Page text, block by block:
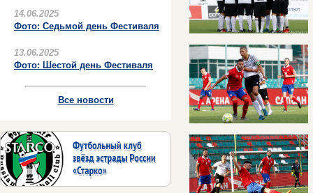
14.06.2025
Фото: Седьмой день Фестиваля
13.06.2025
Фото: Шестой день Фестиваля
Все новости